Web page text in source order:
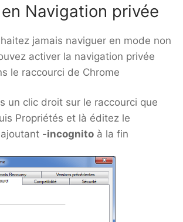
Navigation privée
jamais naviguer en mode non
activer la navigation privée
le raccourci de Chrome
un clic droit sur le raccourci que
Propriétés et là éditez le
-incognito à la fin